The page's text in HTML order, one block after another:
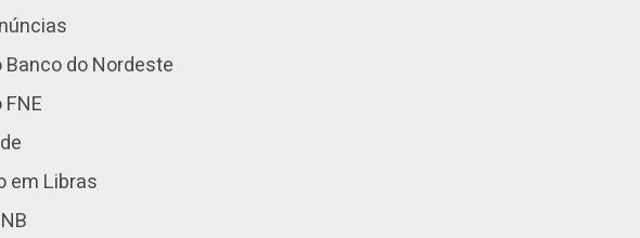
Banco do Nordeste
em Libras